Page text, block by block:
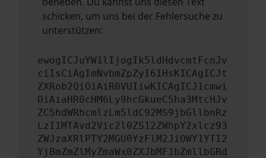
schicken, um uns bei der Fehlersuche zu
unterstützen:
ewogICJuYW1lIjogIk5ldHdvcmtFcnJv
ciIsCiAgImNvbmZpZyI6IHsKICAgICJt
ZXRob2QiOiAiR0VUIiwKICAgICJ1cmwi
OiAiaHR0cHM6Ly9hcGkueC5ha3MtcHJv
ZC5hdWRhcmlzLm5ldC92MS9jbGllbnRz
LzI1MTAvd2Vic2l0ZS12ZWhpY2xlcz93
ZWJzaXRlPTY2MGU0YzFlM2JiOWY1YTI2
YjBmZmZlMyZmaWx0ZXJbMF1bZmllbGRd